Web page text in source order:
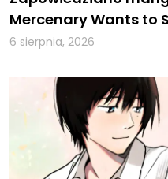
Mercenary Wants to
6 sierpnia, 2026